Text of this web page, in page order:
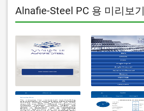
Alnafie-Steel PC 용 미리보기